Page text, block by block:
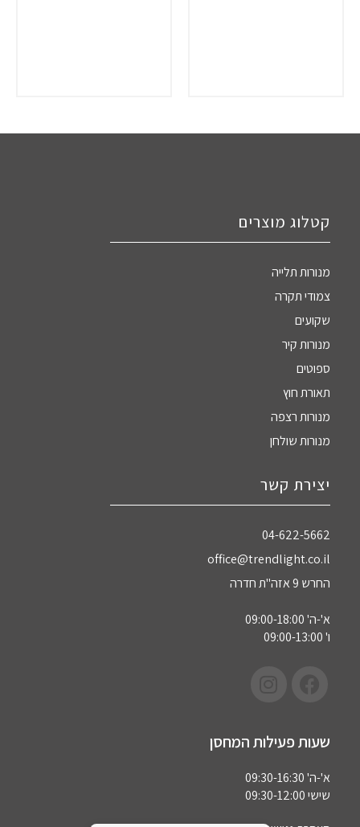
קטלוג מוצרים
מנורות תלייה
צמודי תקרה
שקועים
מנורות קיר
ספוטים
תאורת חוץ
מנורות רצפה
מנורות שולחן
יצירת קשר
04-622-5662‏
office@trendlight.co.il
החרש 9 אזה"ת חדרה
א'-ה' 09:00-18:00
ו' 09:00-13:00
שעות פעילות המחסן
א'-ה' 09:30-16:30
שישי 09:30-12:00